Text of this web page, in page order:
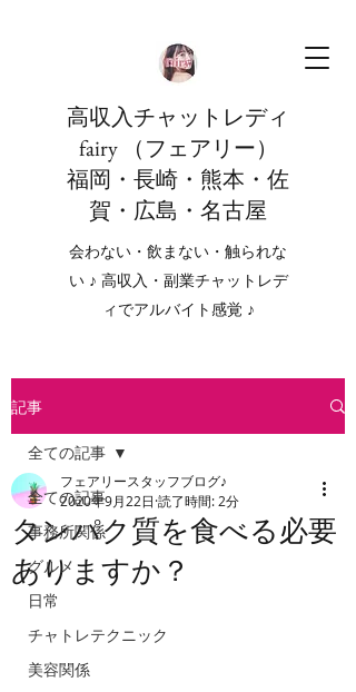
高収入チャットレディ
fairy （フェアリー）
福岡・長崎・熊本・佐
賀・広島・名古屋
会わない・飲まない・触られな
い ♪ 高収入・副業チャットレデ
ィでアルバイト感覚 ♪
記事
全ての記事
事務所関係
グルメ
日常
チャトレテクニック
美容関係
全ての記事
タンパク質を食べる必要
ありますか？
フェアリースタッフブログ♪
2020年9月22日 読了時間: 2分